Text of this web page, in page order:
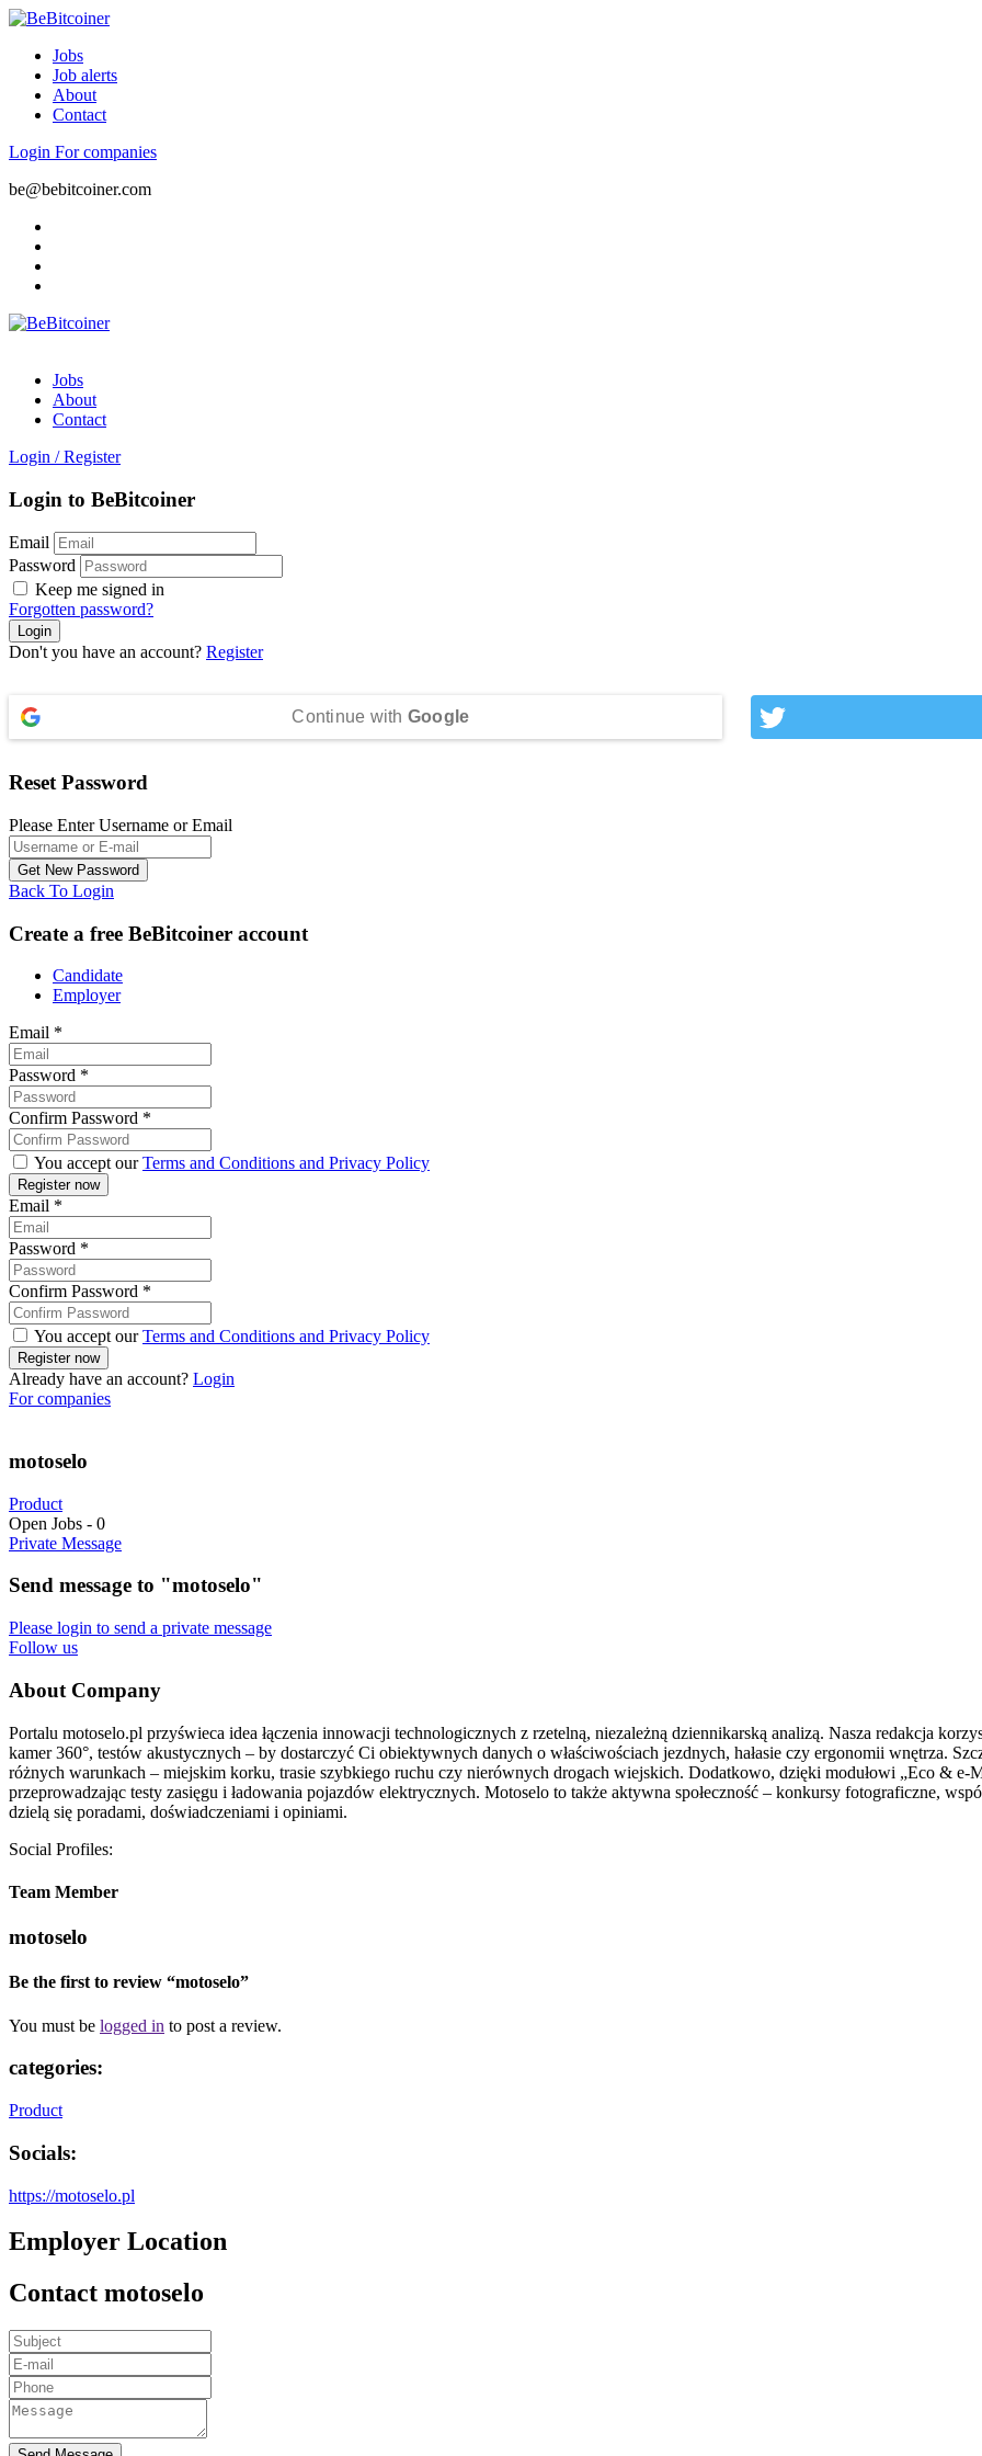
Jobs
Job alerts
About
Contact
Login For companies
be@bebitcoiner.com
Jobs
About
Contact
Login / Register
Login to BeBitcoiner
Email
Password
Keep me signed in
Forgotten password?
Don't you have an account? Register
Continue with Google
Reset Password
Please Enter Username or Email
Back To Login
Create a free BeBitcoiner account
Candidate
Employer
Email *
Password *
Confirm Password *
You accept ourTerms and Conditions and Privacy Policy
Email *
Password *
Confirm Password *
You accept ourTerms and Conditions and Privacy Policy
Already have an account? Login
For companies
motoselo
Product
Open Jobs - 0
Private Message
Send message to "motoselo"
Please login to send a private message
Follow us
About Company
Portalu motoselo.pl przyświeca idea łączenia innowacji technologicznych z rzetelną, niezależną dziennikarską analizą. Nasza redakcja
kamer 360°, testów akustycznych – by dostarczyć Ci obiektywnych danych o właściwościach jezdnych, hałasie czy ergonomii wnętrza.
różnych warunkach – miejskim korku, trasie szybkiego ruchu czy nierównych drogach wiejskich. Dodatkowo, dzięki modułowi „Eco &
przeprowadzając testy zasięgu i ładowania pojazdów elektrycznych. Motoselo to także aktywna społeczność – konkursy fotograficzne,
dzielą się poradami, doświadczeniami i opiniami.
Social Profiles:
Team Member
motoselo
Be the first to review “motoselo”
You must be logged in to post a review.
categories:
Product
Socials:
https://motoselo.pl
Employer Location
Contact motoselo